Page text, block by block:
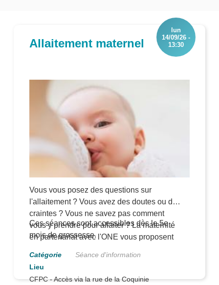
Allaitement maternel
lun
14/09/26 -
13:30
Vous vous posez des questions sur
l'allaitement ? Vous avez des doutes ou des
craintes ? Vous ne savez pas comment
vous y prendre pour allaiter ? La maternité
en partenariat avec l'ONE vous proposent
Ces séances sont accessibles dès le 5e
mois de grossesse.
Séance d'information
CFPC - Accès via la rue de la Coquinie